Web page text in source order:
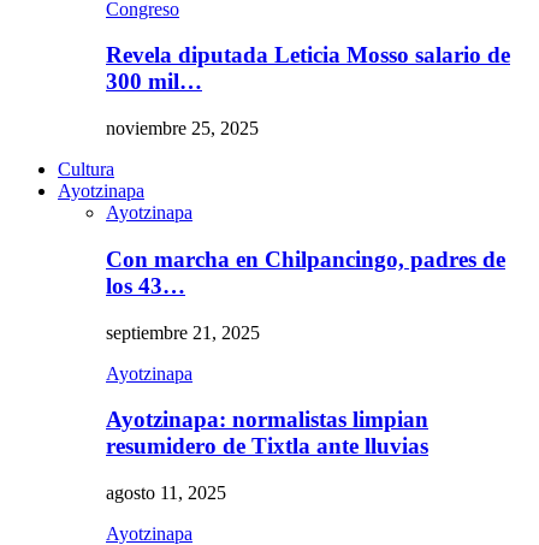
Congreso
Revela diputada Leticia Mosso salario de
300 mil…
noviembre 25, 2025
Cultura
Ayotzinapa
Ayotzinapa
Con marcha en Chilpancingo, padres de
los 43…
septiembre 21, 2025
Ayotzinapa
Ayotzinapa: normalistas limpian
resumidero de Tixtla ante lluvias
agosto 11, 2025
Ayotzinapa